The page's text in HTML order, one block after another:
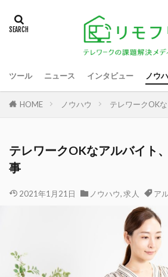
ツール ニュース インタビュー ノウ
HOME ノウハウ テレワークOK
テレワークOKなアルバイト
事
2021年1月21日 ノウハウ,求人 ア